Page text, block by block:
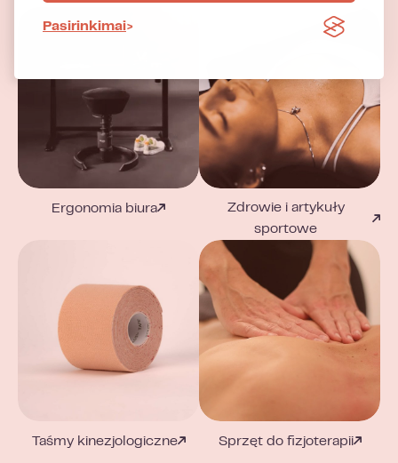
Pasirinkimai
Ergonomia biura
Zdrowie i artykuły
sportowe
Taśmy kinezjologiczne Sprzęt do fizjoterapii